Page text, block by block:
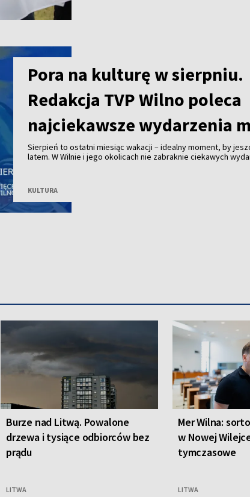
Pora na kulturę w sierpniu.
Redakcja TVP Wilno poleca
najciekawsze wydarzenia
Sierpień to ostatni miesiąc wakacji – idealny moment, by
latem. W Wilnie i jego okolicach nie zabraknie ciekawych
wyjątkową atmosferę letniego miasta.
KULTURA
Burze nad Litwą. Powalone
drzewa i tysiące odbiorców bez
prądu
LITWA
Mer Wilna:
w Nowej
tymczasowe
LITWA